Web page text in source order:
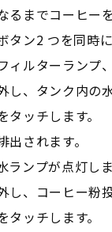
までコーヒーを
ン2 つを同時に
ィルターランプ
、タンク内の水
ッチします。
されます。
ンプが点灯しま
、コーヒー粉
ッチします。